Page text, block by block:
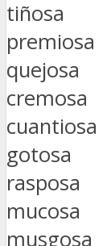
tiñosa
premiosa
quejosa
cremosa
cuantiosa
gotosa
rasposa
mucosa
musgosa